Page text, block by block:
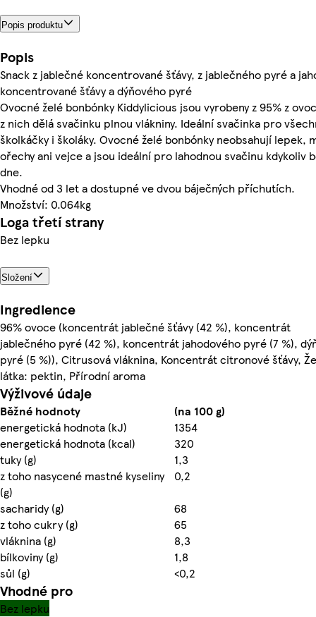
Popis produktu
Popis
Snack z jablečné koncentrované šťávy, z jablečného pyré a
koncentrované šťávy a dýňového pyré
Ovocné želé bonbónky Kiddylicious jsou vyrobeny z 95% z
z nich dělá svačinku plnou vlákniny. Ideální svačinka pro
školkáčky i školáky. Ovocné želé bonbónky neobsahují lepek,
ořechy ani vejce a jsou ideální pro lahodnou svačinu kdykoliv
dne.
Vhodné od 3 let a dostupné ve dvou báječných příchutích.
Množství: 0.064kg
Loga třetí strany
Bez lepku
Složení
Ingredience
96% ovoce (koncentrát jablečné šťávy (42 %), koncentrát
jablečného pyré (42 %), koncentrát jahodového pyré (7 %),
pyré (5 %)), Citrusová vláknina, Koncentrát citronové šťávy,
látka: pektin, Přírodní aroma
Výživové údaje
Běžné hodnoty
(na 100 g)
energetická hodnota (kJ)
1354
energetická hodnota (kcal)
320
tuky (g)
1,3
z toho nasycené mastné kyseliny
(g)
0,2
sacharidy (g)
68
z toho cukry (g)
65
vláknina (g)
8,3
bílkoviny (g)
1,8
sůl (g)
<0,2
Vhodné pro
Bez lepku